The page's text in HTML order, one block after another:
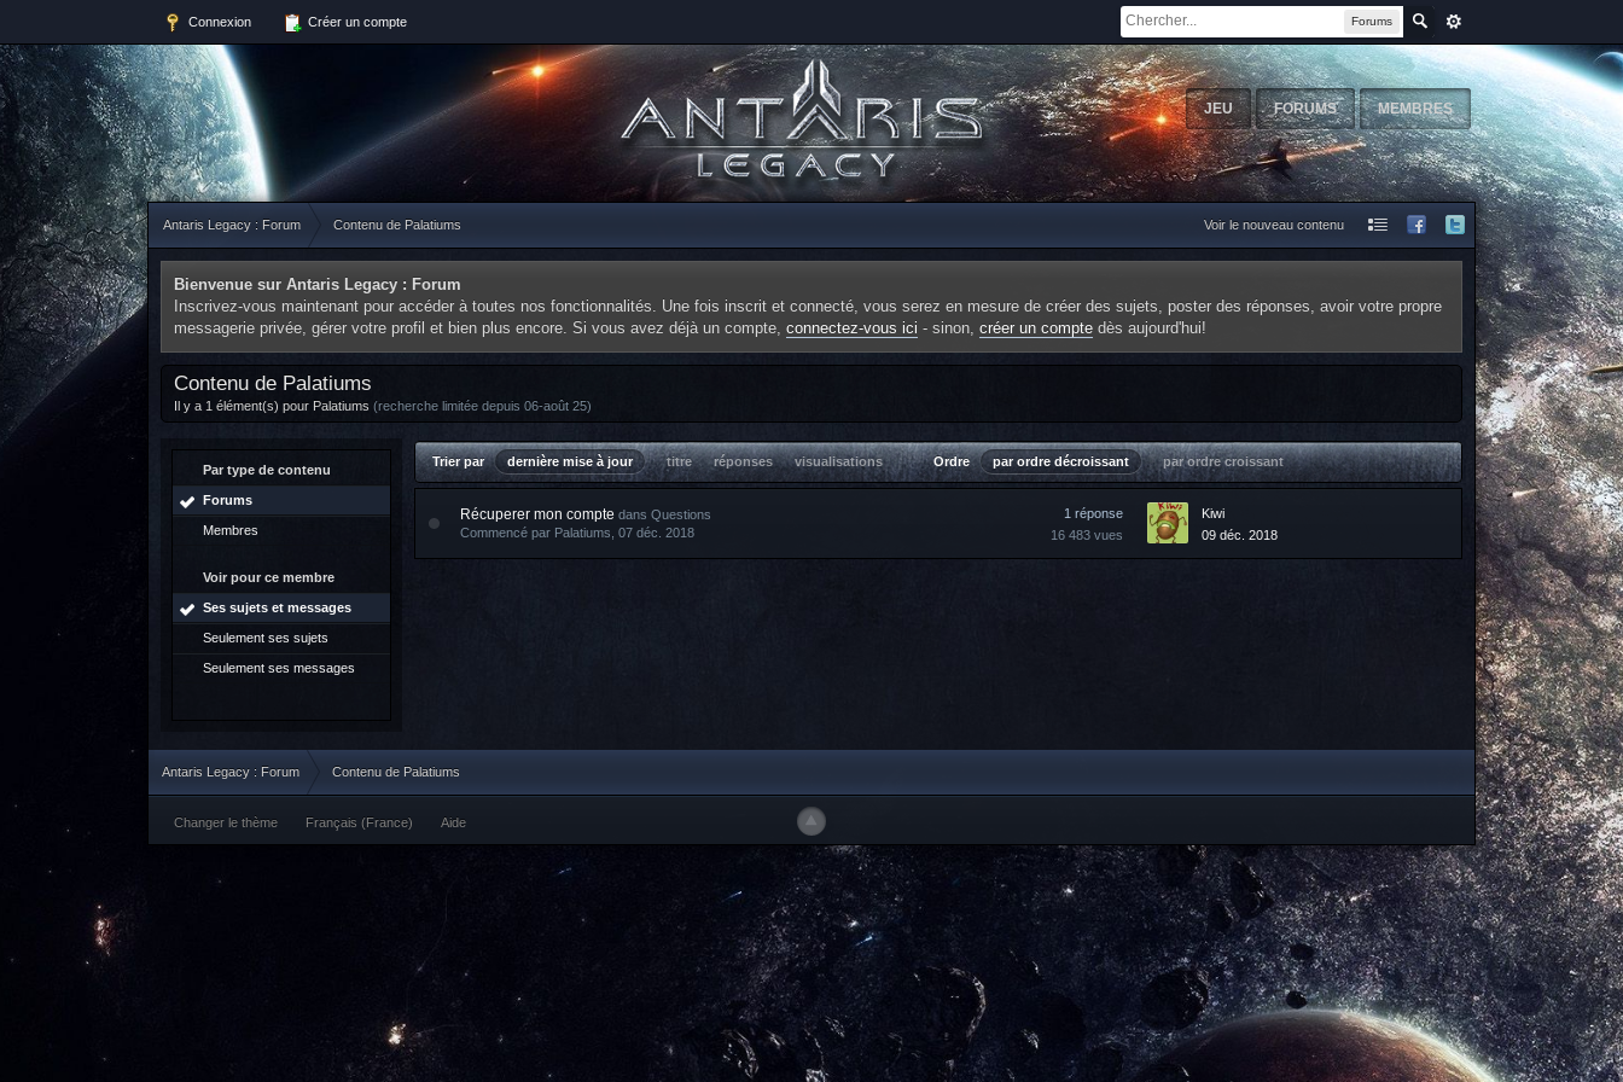
Forums
Connexion Créer un compte
JEU FORUMS MEMBRES
Antaris Legacy : Forum Contenu de Palatiums Voir le nouveau contenu
Bienvenue sur Antaris Legacy : Forum
Inscrivez-vous maintenant pour accéder à toutes nos fonctionnalités. Une fois inscrit et connecté, vous serez en mesure de créer des sujets, poster des réponses, avoir votre propre
messagerie privée, gérer votre profil et bien plus encore. Si vous avez déjà un compte, connectez-vous ici - sinon, créer un compte dès aujourd'hui!
Contenu de Palatiums
Il y a 1 élément(s) pour Palatiums (recherche limitée depuis 06-août 25)
Par type de contenu
Forums
Membres
Voir pour ce membre
Ses sujets et messages
Seulement ses sujets
Seulement ses messages
Trier par dernière mise à jour titre réponses visualisations Ordre par ordre décroissant par ordre croissant
Récuperer mon compte dans Questions
Commencé par Palatiums , 07 déc. 2018
1 réponse
16 483 vues
Kiwi
09 déc. 2018
Antaris Legacy : Forum Contenu de Palatiums
Changer le thème Français (France) Aide